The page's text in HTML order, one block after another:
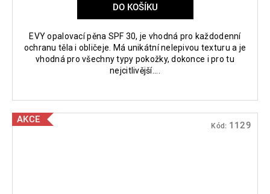
DO KOŠÍKU
EVY opalovací pěna SPF 30, je vhodná pro každodenní
ochranu těla i obličeje. Má unikátní nelepivou texturu a je
vhodná pro všechny typy pokožky, dokonce i pro tu
nejcitlivější....
AKCE
Kód: 1129